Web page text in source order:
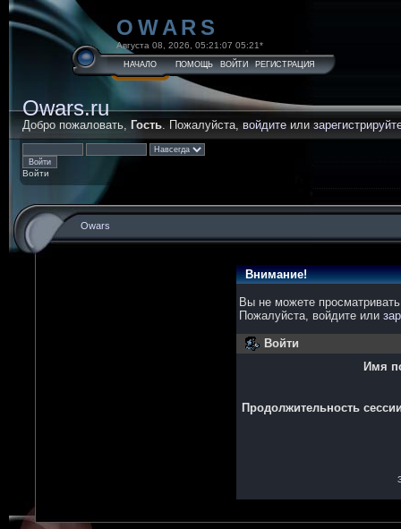
Добро пожаловать, Гость. Пожалуйста, войдите или
Войти
Owars.ru
OWARS
Августа 08, 2026, 05:21:07 05:21*
НАЧАЛО ПОМОЩЬ ВОЙТИ РЕГИСТРАЦИЯ
Owars
Внимание!
Вы не можете
Пожалуйста, войдите или
Войти
Имя
Продолжительность